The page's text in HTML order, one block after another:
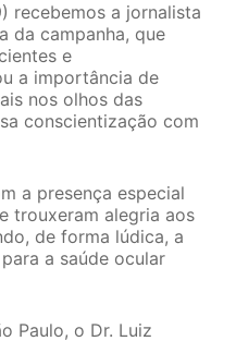
recebemos a jornalista
da campanha, que
e
a importância de
nos olhos das
conscientização com
a presença especial
trouxeram alegria aos
de forma lúdica, a
a saúde ocular
Paulo, o Dr. Luiz